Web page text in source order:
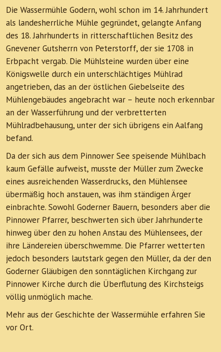
Die Wassermühle Godern, wohl schon im 14. Jahrhundert
als landesherrliche Mühle gegründet, gelangte Anfang
des 18. Jahrhunderts in ritterschaftlichen Besitz des
Gnevener Gutsherrn von Peterstorff, der sie 1708 in
Erbpacht vergab. Die Mühlsteine wurden über eine
Königswelle durch ein unterschlächtiges Mühlrad
angetrieben, das an der östlichen Giebelseite des
Mühlengebäudes angebracht war – heute noch erkennbar
an der Wasserführung und der verbretterten
Mühlradbehausung, unter der sich übrigens ein Aalfang
befand.
Da der sich aus dem Pinnower See speisende Mühlbach
kaum Gefälle aufweist, musste der Müller zum Zwecke
eines ausreichenden Wasserdrucks, den Mühlensee
übermäßig hoch anstauen, was ihm ständigen Ärger
einbrachte. Sowohl Goderner Bauern, besonders aber die
Pinnower Pfarrer, beschwerten sich über Jahrhunderte
hinweg über den zu hohen Anstau des Mühlensees, der
ihre Ländereien überschwemme. Die Pfarrer wetterten
jedoch besonders lautstark gegen den Müller, da der den
Goderner Gläubigen den sonntäglichen Kirchgang zur
Pinnower Kirche durch die Überflutung des Kirchsteigs
völlig unmöglich mache.
Mehr aus der Geschichte der Wassermühle erfahren Sie
vor Ort.